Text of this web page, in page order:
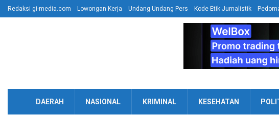
Redaksi gi-media.com Lowongan Kerja Undang Undang Pers Kode Etik Jurnalistik
DAERAH NASIONAL KRIMINAL KESEHATAN